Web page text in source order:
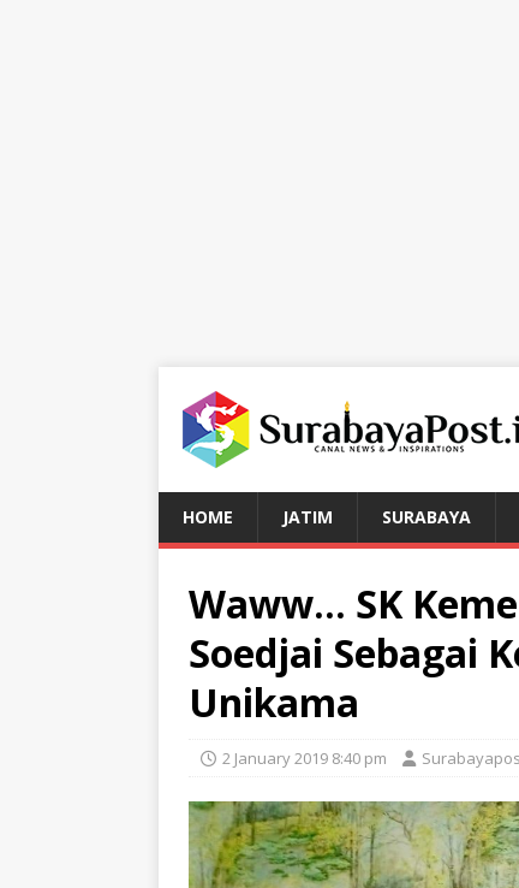
HOME JATIM SURABAYA
Waww… SK
Soedjai Sebagai
Unikama
2 January 2019 8:40 pm